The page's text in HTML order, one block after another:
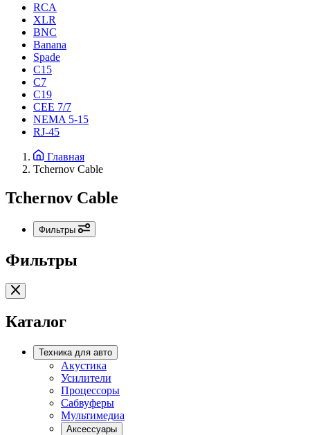
RCA
XLR
BNC
Banana
Spade
C15
С7
C19
CEE 7/7
NEMA 5-15
RJ-45
Главная
Tchernov Cable
Tchernov Cable
Фильтры
Фильтры
Каталог
Техника для авто
Акустика
Усилители
Процессоры
Сабвуферы
Мультимедиа
Аксессуары